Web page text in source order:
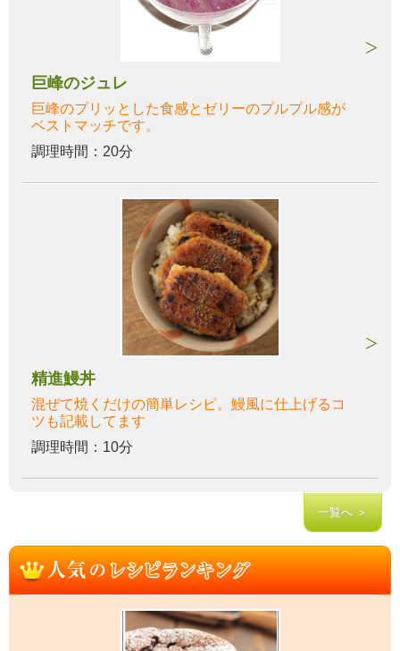
巨峰のジュレ
巨峰のプリッとした食感とゼリーのプルプル感が
ベストマッチです。
調理時間：20分
精進鰻丼
混ぜて焼くだけの簡単レシピ。鰻風に仕上げるコ
ツも記載してます
調理時間：10分
一覧へ ＞